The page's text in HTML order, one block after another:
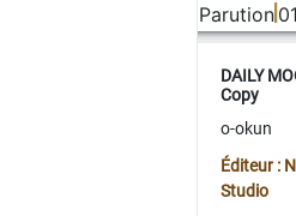
Parution
DAILY
Copy
o-okun
Éditeur :
Studio